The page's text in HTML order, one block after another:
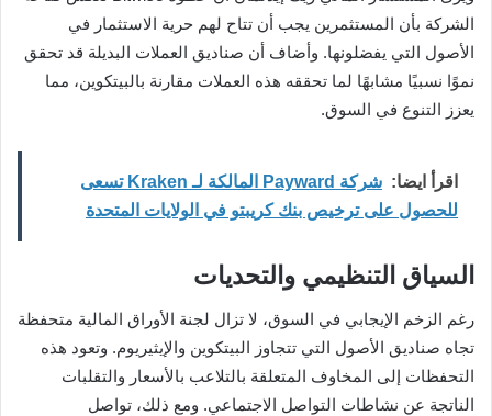
الشركة بأن المستثمرين يجب أن تتاح لهم حرية الاستثمار في
الأصول التي يفضلونها. وأضاف أن صناديق العملات البديلة قد تحقق
نموًا نسبيًا مشابهًا لما تحققه هذه العملات مقارنة بالبيتكوين، مما
يعزز التنوع في السوق.
اقرأ ايضا:
شركة Payward المالكة لـ Kraken تسعى
للحصول على ترخيص بنك كريبتو في الولايات المتحدة
السياق التنظيمي والتحديات
رغم الزخم الإيجابي في السوق، لا تزال لجنة الأوراق المالية متحفظة
تجاه صناديق الأصول التي تتجاوز البيتكوين والإيثيريوم. وتعود هذه
التحفظات إلى المخاوف المتعلقة بالتلاعب بالأسعار والتقلبات
الناتجة عن نشاطات التواصل الاجتماعي. ومع ذلك، تواصل